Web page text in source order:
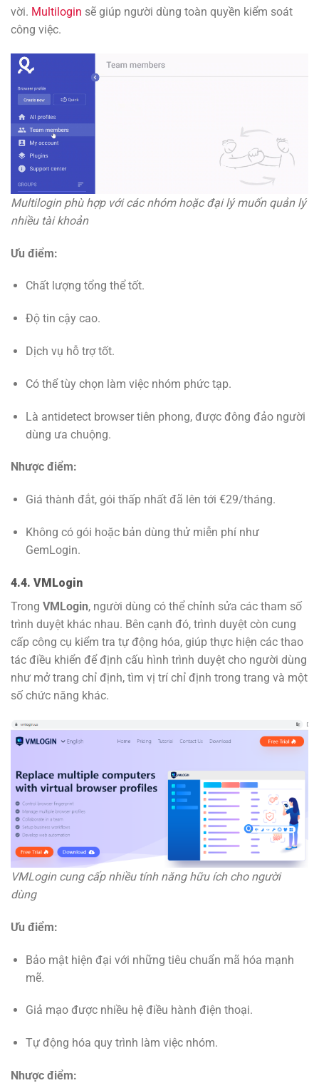
vời. Multilogin sẽ giúp người dùng toàn quyền kiểm soát
công việc.
Multilogin phù hợp với các nhóm hoặc đại lý muốn quản lý
nhiều tài khoản
Ưu điểm:
Chất lượng tổng thể tốt.
Độ tin cậy cao.
Dịch vụ hỗ trợ tốt.
Có thể tùy chọn làm việc nhóm phức tạp.
Là antidetect browser tiên phong, được đông đảo người
dùng ưa chuộng.
Nhược điểm:
Giá thành đắt, gói thấp nhất đã lên tới €29/tháng.
Không có gói hoặc bản dùng thử miễn phí như
GemLogin.
4.4. VMLogin
Trong VMLogin, người dùng có thể chỉnh sửa các tham số
trình duyệt khác nhau. Bên cạnh đó, trình duyệt còn cung
cấp công cụ kiểm tra tự động hóa, giúp thực hiện các thao
tác điều khiển để định cấu hình trình duyệt cho người dùng
như mở trang chỉ định, tìm vị trí chỉ định trong trang và một
số chức năng khác.
VMLogin cung cấp nhiều tính năng hữu ích cho người
dùng
Ưu điểm:
Bảo mật hiện đại với những tiêu chuẩn mã hóa mạnh
mẽ.
Giả mạo được nhiều hệ điều hành điện thoại.
Tự động hóa quy trình làm việc nhóm.
Nhược điểm: